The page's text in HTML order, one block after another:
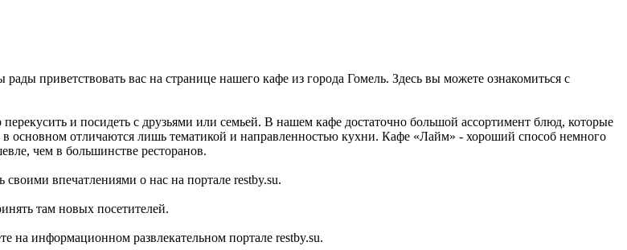
приветствовать вас на странице нашего кафе из города Гомель. Здесь вы можете ознакомиться с
и посидеть с друзьями или семьей. В нашем кафе достаточно большой ассортимент блюд, которые
основном отличаются лишь тематикой и направленностью кухни. Кафе «Лайм» - хороший способ немного
чем в большинстве ресторанов.
впечатлениями о нас на портале restby.su.
там новых посетителей.
информационном развлекательном портале restby.su.